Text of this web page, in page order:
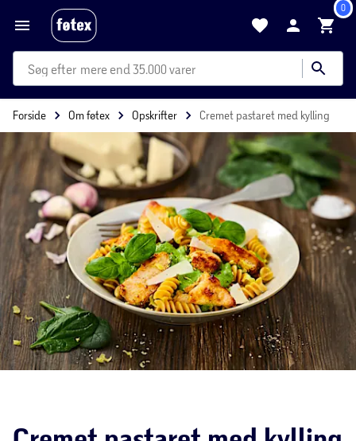
0
mere end 35.000 varer
Forside Om føtex Opskrifter Cremet pastaret med kylling